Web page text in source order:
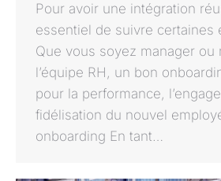
Pour avoir une intégration
essentiel de suivre certaines
Que vous soyez manager ou
l’équipe RH, un bon
pour la performance,
fidélisation du nouvel
onboarding En tant…